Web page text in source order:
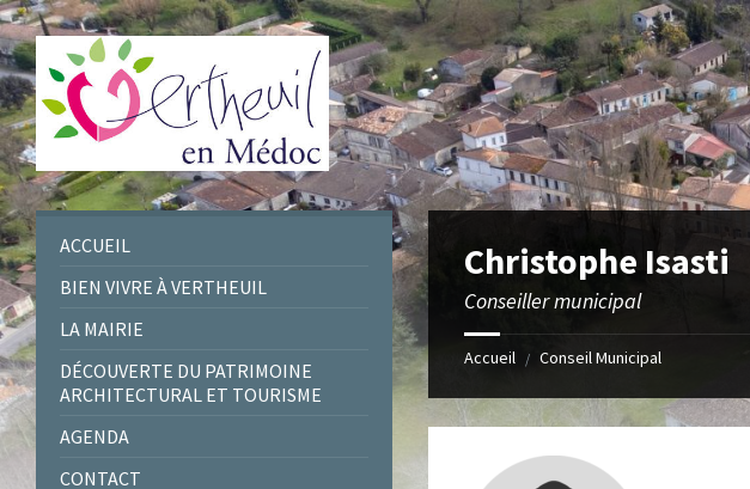
Skip
to
content
Skip
to
left
sidebar
Skip
to
footer
Christophe Isasti
Conseiller municipal
Accueil / Conseil Municipal
ACCUEIL
BIEN VIVRE À VERTHEUIL
LA MAIRIE
DÉCOUVERTE DU PATRIMOINE
ARCHITECTURAL ET TOURISME
AGENDA
CONTACT